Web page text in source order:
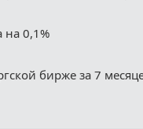
на 0,1%
бирже за 7